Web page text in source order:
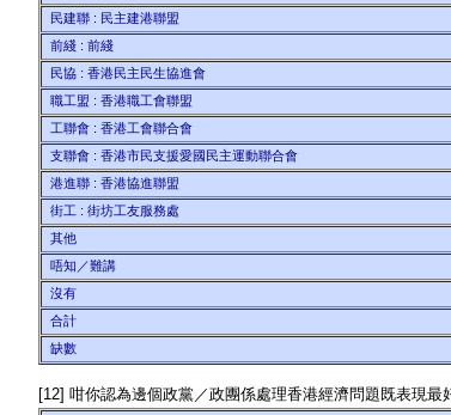
民建聯 : 民主建港聯盟
前綫 : 前綫
民協 : 香港民主民生協進會
職工盟 : 香港職工會聯盟
工聯會 : 香港工會聯合會
支聯會 : 香港市民支援愛國民主運動聯合會
港進聯 : 香港協進聯盟
街工 : 街坊工友服務處
其他
唔知／難講
沒有
合計
缺數
[12] 咁你認為邊個政黨／政團係處理香港經濟問題既表現最